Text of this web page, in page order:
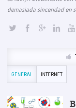
demasiada sinceridad en
GENERAL INTERNET